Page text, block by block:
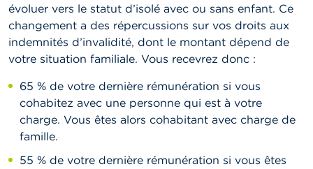
évoluer vers le statut d’isolé avec ou sans enfant. Ce
changement a des répercussions sur vos droits aux
indemnités d’invalidité, dont le montant dépend de
votre situation familiale. Vous recevrez donc :
65 % de votre dernière rémunération si vous
cohabitez avec une personne qui est à votre
charge. Vous êtes alors cohabitant avec charge de
famille.
55 % de votre dernière rémunération si vous êtes